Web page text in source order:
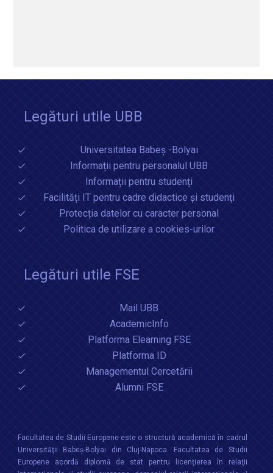
Legături utile UBB
Universitatea Babeș -Bolyai
Informații pentru personalul UBB
Informații pentru studenți
Facilități IT pentru cadre didactice și studenți
Protecția datelor cu caracter personal
Politica de utilizare a cookies-urilor
Legături utile FSE
Mail UBB
AcademicInfo
Platforma Elearning FSE
Platforma ID
Managementul Cercetării
Alumni FSE
Facultatea de Studii Europene este o structură academică în cadrul
Universităţii Babeș-Bolyai din Cluj-Napoca. Facultatea de Studii
Europene acordă diplomă de stat pentru licențierea în relaţii